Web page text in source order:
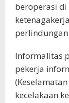
beroperasi
Informalitas
pekerja
kecelakaan